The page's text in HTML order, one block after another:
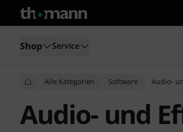
Shop Service
Alle Kategorien Software Audio-
Audio- und